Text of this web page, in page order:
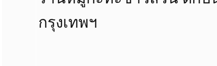
กรุงเทพฯ